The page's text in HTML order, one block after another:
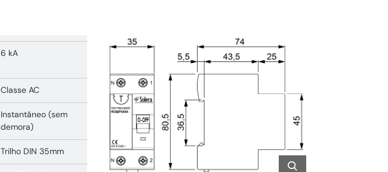
6 kA
Classe AC
Instantâneo (sem
demora)
Trilho DIN 35mm